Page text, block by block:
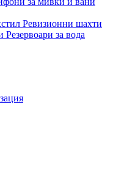
Ревизионни шахти
Резервоари за вода